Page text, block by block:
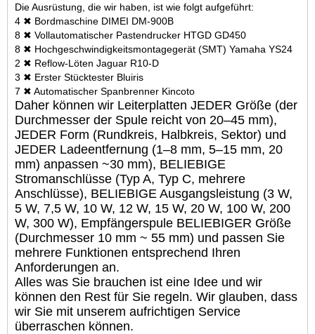
Die Ausrüstung, die wir haben, ist wie folgt aufgeführt:
4 ✖ Bordmaschine DIMEI DM-900B
8 ✖ Vollautomatischer Pastendrucker HTGD GD450
8 ✖ Hochgeschwindigkeitsmontagegerät (SMT) Yamaha YS24
2 ✖ Reflow-Löten Jaguar R10-D
3 ✖ Erster Stücktester Bluiris
7 ✖ Automatischer Spanbrenner Kincoto
Daher können wir Leiterplatten JEDER Größe (der
Durchmesser der Spule reicht von 20–45 mm),
JEDER Form (Rundkreis, Halbkreis, Sektor) und
JEDER Ladeentfernung (1–8 mm, 5–15 mm, 20
mm) anpassen ~30 mm), BELIEBIGE
Stromanschlüsse (Typ A, Typ C, mehrere
Anschlüsse), BELIEBIGE Ausgangsleistung (3 W,
5 W, 7,5 W, 10 W, 12 W, 15 W, 20 W, 100 W, 200
W, 300 W), Empfängerspule BELIEBIGER Größe
(Durchmesser 10 mm ~ 55 mm) und passen Sie
mehrere Funktionen entsprechend Ihren
Anforderungen an.
Alles was Sie brauchen ist eine Idee und wir
können den Rest für Sie regeln. Wir glauben, dass
wir Sie mit unserem aufrichtigen Service
überraschen können.